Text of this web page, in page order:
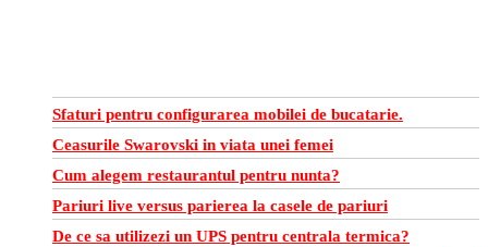
Sfaturi pentru configurarea mobilei de bucatarie.
Ceasurile Swarovski in viata unei femei
Cum alegem restaurantul pentru nunta?
Pariuri live versus parierea la casele de pariuri
De ce sa utilizezi un UPS pentru centrala termica?